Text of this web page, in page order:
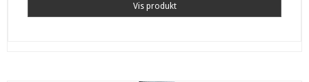
Vis produkt